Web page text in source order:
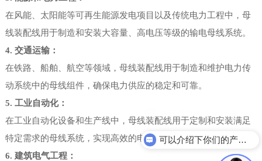
在风能、太阳能等可再生能源发电项目以及传统电力工程中，母
线装配线用于制造和安装大容量、高电压等级的输电母线系统。
4. 交通运输：
在铁路、船舶、航空等领域，母线装配线用于制造和维护电力传
动系统中的母线组件，确保电力供应的稳定和可靠。
5. 工业自动化：
在工业自动化设备和生产线中，母线装配线用于定制和安装满足
特定需求的母线系统，实现高效的电力分配和控制。
6. 建筑电气工程：
可以介绍下你们的产品么？